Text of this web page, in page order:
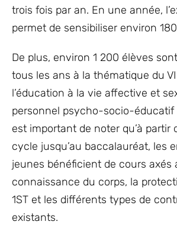
trois fois par an. En une année,
permet de sensibiliser environ
De plus, environ 1 200 élèves
tous les ans à la thématique du
l’éducation à la vie affective et
personnel psycho-socio-éducatif
est important de noter qu’à partir
cycle jusqu’au baccalauréat, les
jeunes bénéficient de cours axés
connaissance du corps, la
1ST et les différents types de
existants.